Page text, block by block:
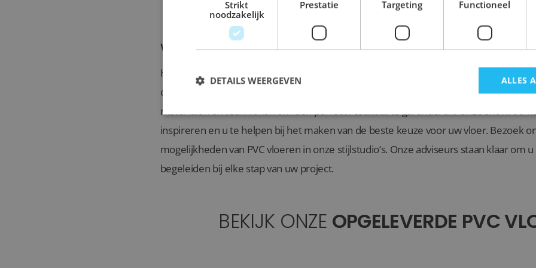
Waarom kiezen voor de legservice van Lingen Keramiek?
Het kiezen voor de legservice van Lingen Keramiek biedt u de zekerheid van een
die aan al uw verwachtingen voldoet. Onze vakmensen hebben jarenlange ervaring
materialen en technieken om een perfect resultaat te garanderen. Onze
inspireren en u te helpen bij het maken van de beste keuze voor uw vloer. Bezoek
mogelijkheden van PVC vloeren in onze stijlstudio’s. Onze adviseurs staan klaar om
begeleiden bij elke stap van uw project.
BEKIJK ONZE OPGELEVERDE PVC
Strikt
noodzakelijk
Prestatie Targeting Functioneel
ALLES
DETAILS WEERGEVEN